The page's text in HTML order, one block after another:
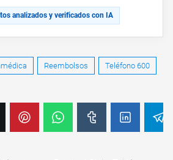
analizados y verificados con IA
Reembolsos Teléfono 600